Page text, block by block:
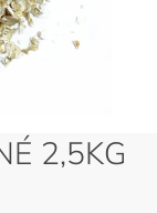
2,5KG